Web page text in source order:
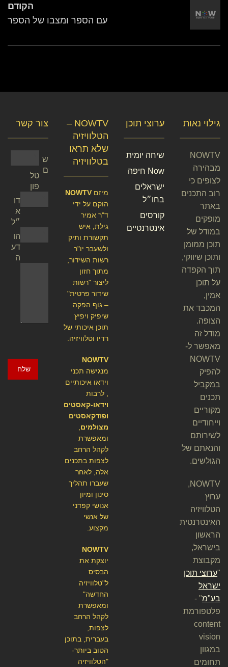
הקודם
עם הספר ומצבו של הספר
צור קשר
ש
ם
טל
פון
דו
א
״ל
הו
דע
ה
שלח
NOWTV –
הטלוויזיה
שלא תראו
בטלוויזיה
מיזם NOWTV
הוקם על ידי
ד"ר אמיר
גילת, איש
תקשורת ותיק
ולשעבר יו"ר
רשות השידור,
מתוך חזון
ליצור "רשות
שידור פרטית"
– גוף הפקה
שיפיק ויפיץ
תוכן איכותי של
רדיו וטלוויזיה.
NOWTV
מנגישה תכני
וידאו איכותיים
, לרבות
וידאו-קאסטים
ופודקאסטים
מצולמים
ומאפשרת
לקהל הרחב
לצפות בתכנים
אלה, לאחר
שעברו תהליך
סינון ומיון
אנושי קפדני
של אנשי
מקצוע.
NOWTV
יוצקת את
הבסיס
ל"טלוויזיה
החדשה"
ומאפשרת
לקהל הרחב
לצפות,
בעברית, בתוכן
הטוב ביותר-
"הטלוויזיה
ערוצי תוכן
שיחה יומית
Now חיפה
ישראלים
בחו״ל
קורסים
אינטרנטיים
גילוי נאות
NOWTV
מבהירה
לצופים כי
רוב התכנים
באתר
מופקים
במודל של
תוכן ממומן
ותוכן שיווקי,
תוך הקפדה
על תוכן
אמין,
המכבד את
הצופה.
מודל זה
מאפשר ל-
NOWTV
להפיק
במקביל
תכנים
מקוריים
וייחודיים
לשירותם
והנאתם של
הגולשים.
NOWTV,
ערוץ
הטלוויזיה
האינטרנטית
הראשון
בישראל,
מקבוצת
"ערוצי תוכן
ישראל
בע"מ" -
פלטפורמת
content
vision
במגוון
תחומים